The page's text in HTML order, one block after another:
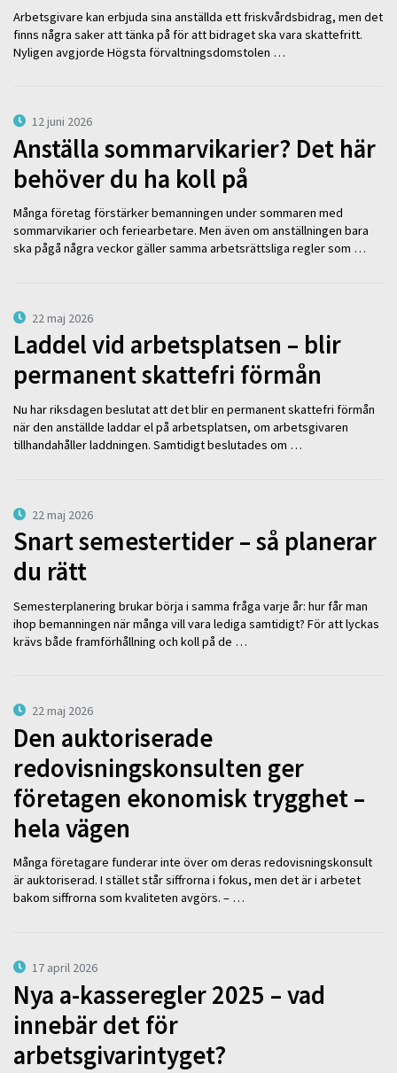
Arbetsgivare kan erbjuda sina anställda ett friskvårdsbidrag, men det
finns några saker att tänka på för att bidraget ska vara skattefritt.
Nyligen avgjorde Högsta förvaltningsdomstolen …
12 juni 2026
Anställa sommarvikarier? Det här
behöver du ha koll på
Många företag förstärker bemanningen under sommaren med
sommarvikarier och feriearbetare. Men även om anställningen bara
ska pågå några veckor gäller samma arbetsrättsliga regler som …
22 maj 2026
Laddel vid arbetsplatsen – blir
permanent skattefri förmån
Nu har riksdagen beslutat att det blir en permanent skattefri förmån
när den anställde laddar el på arbetsplatsen, om arbetsgivaren
tillhandahåller laddningen. Samtidigt beslutades om …
22 maj 2026
Snart semestertider – så planerar
du rätt
Semesterplanering brukar börja i samma fråga varje år: hur får man
ihop bemanningen när många vill vara lediga samtidigt? För att lyckas
krävs både framförhållning och koll på de …
22 maj 2026
Den auktoriserade
redovisningskonsulten ger
företagen ekonomisk trygghet –
hela vägen
Många företagare funderar inte över om deras redovisningskonsult
är auktoriserad. I stället står siffrorna i fokus, men det är i arbetet
bakom siffrorna som kvaliteten avgörs. – …
17 april 2026
Nya a-kasseregler 2025 – vad
innebär det för
arbetsgivarintyget?